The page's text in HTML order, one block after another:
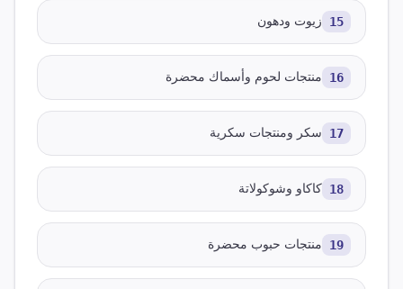
15 زيوت ودهون
16 منتجات لحوم وأسماك محضرة
17 سكر ومنتجات سكرية
18 كاكاو وشوكولاتة
19 منتجات حبوب محضرة